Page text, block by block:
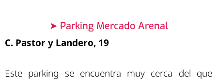
➤ Parking Mercado Arenal
C. Pastor y Landero, 19
Este parking se encuentra muy cerca del que